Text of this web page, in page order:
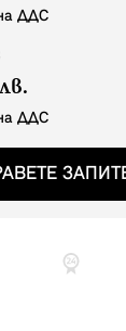
ДДС
ДДС